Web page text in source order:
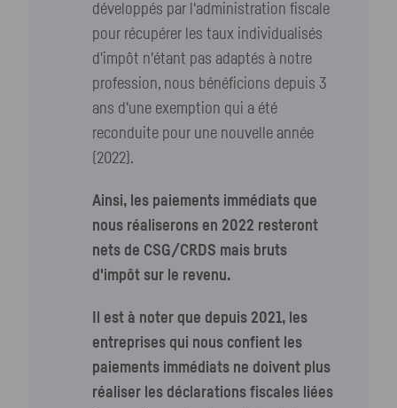
développés par l'administration fiscale
pour récupérer les taux individualisés
d'impôt n'étant pas adaptés à notre
profession, nous bénéficions depuis 3
ans d'une exemption qui a été
reconduite pour une nouvelle année
(2022).
Ainsi, les paiements immédiats que
nous réaliserons en 2022 resteront
nets de CSG/CRDS mais bruts
d'impôt sur le revenu.
Il est à noter que depuis 2021, les
entreprises qui nous confient les
paiements immédiats ne doivent plus
réaliser les déclarations fiscales liées